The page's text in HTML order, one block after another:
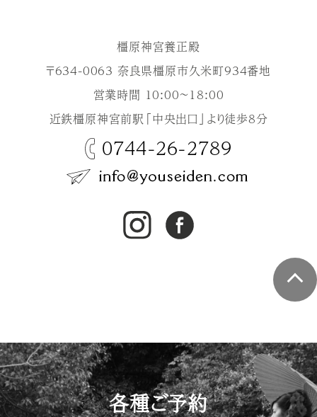
橿原神宮養正殿
〒634-0063 奈良県橿原市久米町934番地
営業時間 10:00～18:00
近鉄橿原神宮前駅「中央出口」より徒歩8分
0744-26-2789
各種ご予約